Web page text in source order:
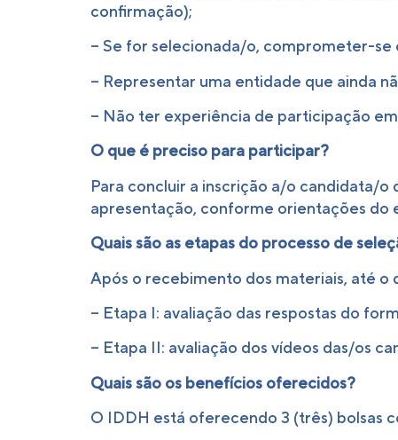
confirmação);
– Se for selecionada/o, comprometer-se
– Representar uma entidade que ainda
– Não ter experiência de participação
O que é preciso para participar?
Para concluir a inscrição a/o candidata/
apresentação, conforme orientações do
Quais são as etapas do processo de
Após o recebimento dos materiais, até o
– Etapa I: avaliação das respostas do
– Etapa II: avaliação dos vídeos das/os
Quais são os benefícios oferecidos?
O IDDH está oferecendo 3 (três) bolsas